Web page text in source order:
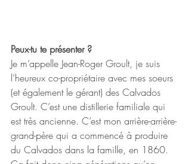
Peux-tu te présenter ?
Je m’appelle Jean-Roger Groult, je suis
l’heureux co-propriétaire avec mes soeurs
(et également le gérant) des Calvados
Groult. C’est une distillerie familiale qui
est très ancienne. C’est mon arrière-arrière-
grand-père qui a commencé à produire
du Calvados dans la famille, en 1860.